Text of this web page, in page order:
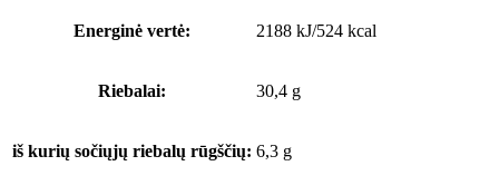
Energinė vertė: 2188 kJ/524 kcal
Riebalai: 30,4 g
iš kurių sočiųjų riebalų rūgščių: 6,3 g